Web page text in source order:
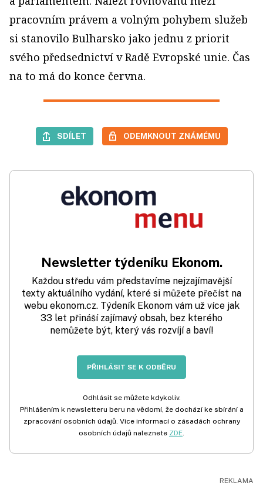
pracovním právem a volným pohybem služeb
si stanovilo Bulharsko jako jednu z priorit
svého předsednictví v Radě Evropské unie. Čas
na to má do konce června.
SDÍLET ODEMKNOUT ZNÁMÉMU
Newsletter týdeníku Ekonom.
Každou středu vám představíme nejzajímavější
texty aktuálního vydání, které si můžete přečíst na
webu ekonom.cz. Týdeník Ekonom vám už více jak
33 let přináší zajímavý obsah, bez kterého
nemůžete být, který vás rozvíjí a baví!
PŘIHLÁSIT SE K ODBĚRU
Odhlásit se můžete kdykoliv.
Přihlášením k newsletteru beru na vědomí, že dochází ke sbírání a
zpracování osobních údajů. Více informací o zásadách ochrany
osobních údajů naleznete ZDE.